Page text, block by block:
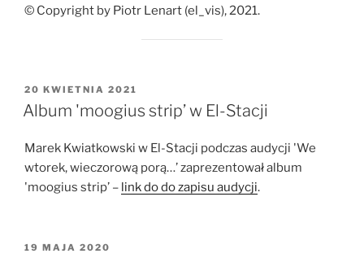
© Copyright by Piotr Lenart (el_vis), 2021.
OPUBLIKOWANE
W
20 KWIETNIA 2021
Album 'moogius strip’ w El-Stacji
Marek Kwiatkowski w El-Stacji podczas audycji 'We
wtorek, wieczorową porą…’ zaprezentował album
'moogius strip’ – link do do zapisu audycji.
OPUBLIKOWANE
19 MAJA 2020